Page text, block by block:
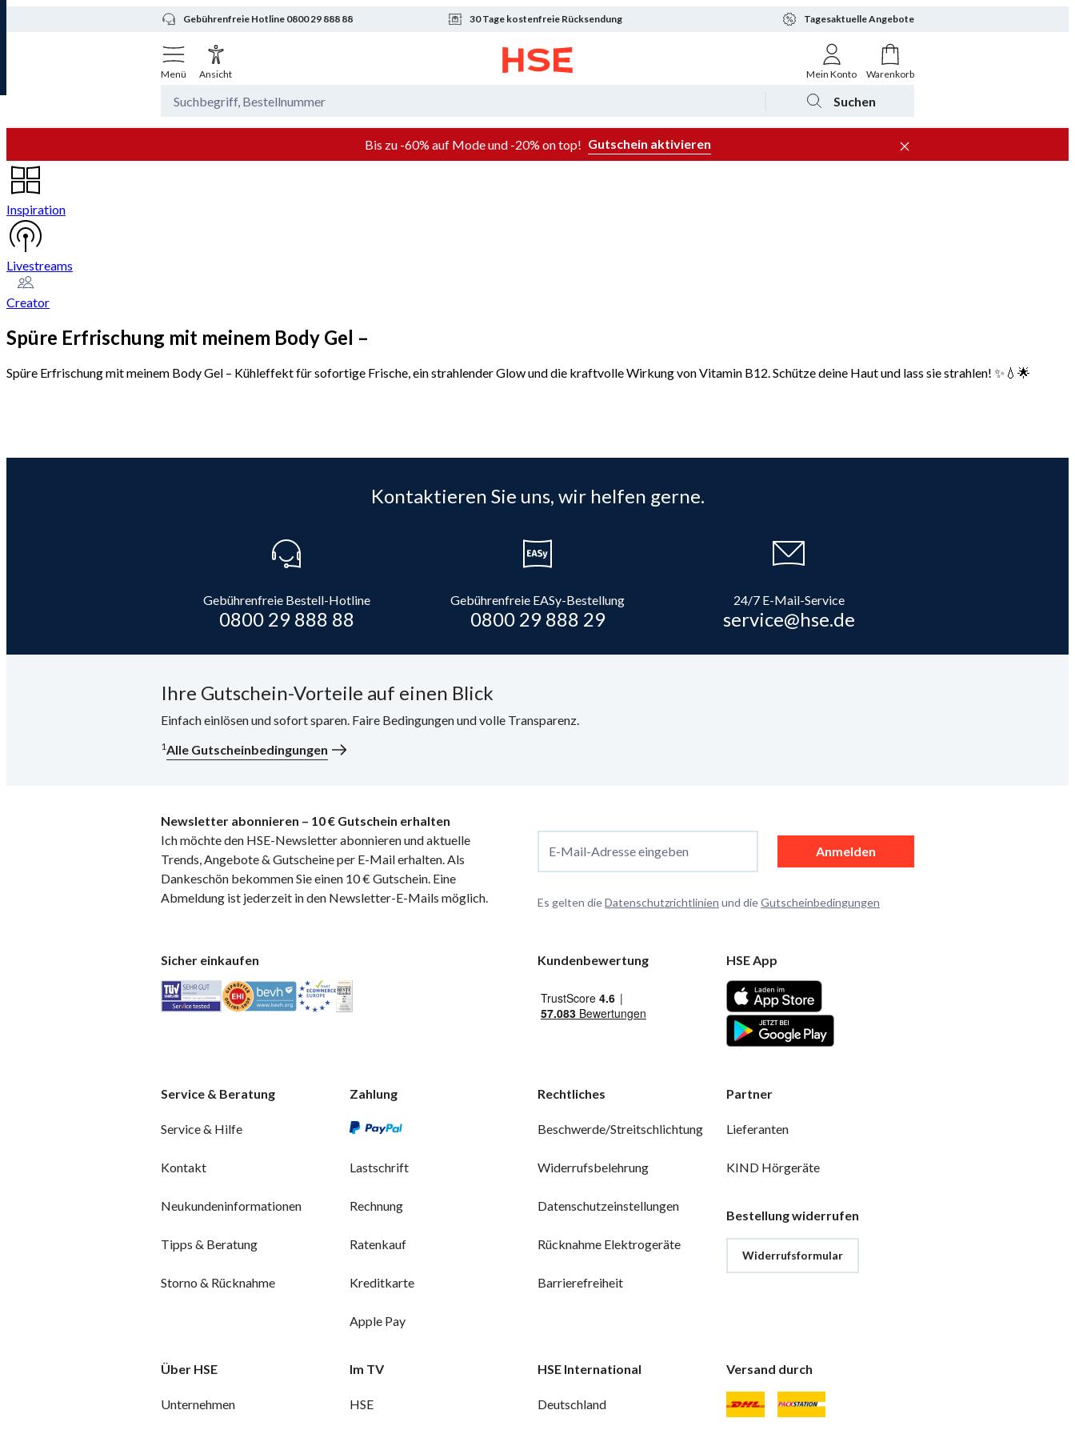
Gebührenfreie Hotline 0800 29 888 88 30 Tage kostenfreie Rücksendung Tagesaktuelle Angebote
Menü Ansicht Mein Konto Warenkorb
Suchen
Bis zu -60% auf Mode und -20% on top! Gutschein aktivieren
Inspiration
Livestreams
Creator
Spüre Erfrischung mit meinem Body Gel –
Spüre Erfrischung mit meinem Body Gel – Kühleffekt für sofortige Frische, ein strahlender Glow und die kraftvolle Wirkung von Vitamin B12. Schütze deine Haut und lass sie strahlen! ✨💧🌟
Kontaktieren Sie uns, wir helfen gerne.
Gebührenfreie Bestell-Hotline
0800 29 888 88
Gebührenfreie EASy-Bestellung
0800 29 888 29
24/7 E-Mail-Service
service@hse.de
Ihre Gutschein-Vorteile auf einen Blick
Einfach einlösen und sofort sparen. Faire Bedingungen und volle Transparenz.
1Alle Gutscheinbedingungen
Newsletter abonnieren – 10 € Gutschein erhalten
Ich möchte den HSE-Newsletter abonnieren und aktuelle
Trends, Angebote & Gutscheine per E-Mail erhalten. Als
Dankeschön bekommen Sie einen 10 € Gutschein. Eine
Abmeldung ist jederzeit in den Newsletter-E-Mails möglich.
E-Mail-Adresse eingeben Anmelden
Es gelten dieDatenschutzrichtlinien und dieGutscheinbedingungen
Sicher einkaufen Kundenbewertung HSE App
Service & Beratung
Service & Hilfe
Kontakt
Neukundeninformationen
Tipps & Beratung
Storno & Rücknahme
Zahlung
Lastschrift
Rechnung
Ratenkauf
Kreditkarte
Apple Pay
Rechtliches
Beschwerde/Streitschlichtung
Widerrufsbelehrung
Datenschutzeinstellungen
Rücknahme Elektrogeräte
Barrierefreiheit
Partner
Lieferanten
KIND Hörgeräte
Bestellung widerrufen
Widerrufsformular
Über HSE
Unternehmen
Im TV
HSE
HSE International
Deutschland
Versand durch